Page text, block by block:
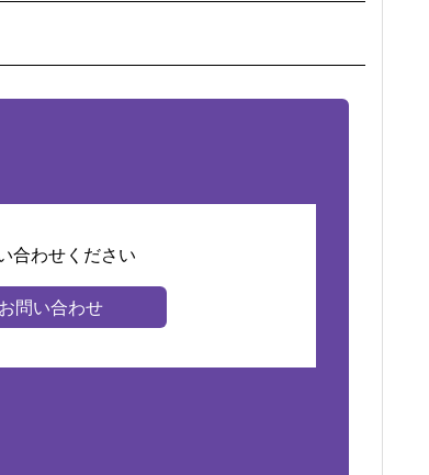
合わせください
お問い合わせ